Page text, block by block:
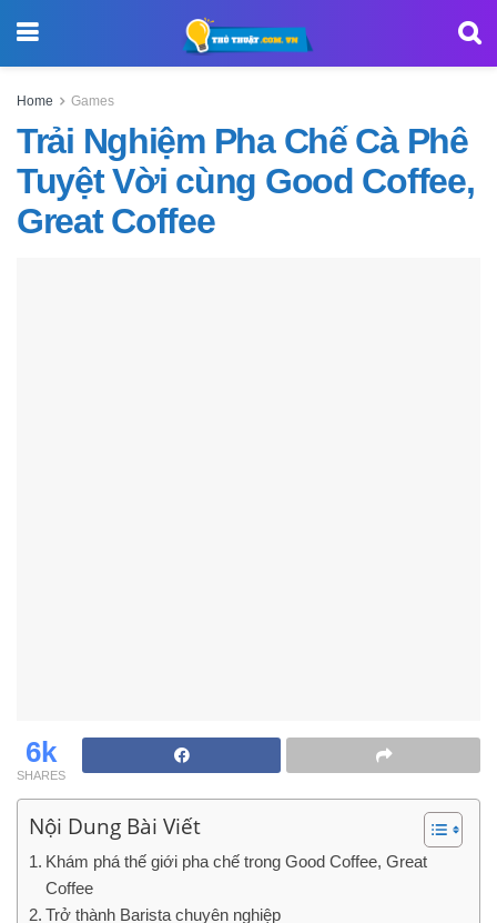
Home Games
Trải Nghiệm Pha Chế Cà Phê
Tuyệt Vời cùng Good Coffee,
Great Coffee
6k
SHARES
Nội Dung Bài Viết
Khám phá thế giới pha chế trong Good Coffee, Great
Coffee
Trở thành Barista chuyên nghiệp